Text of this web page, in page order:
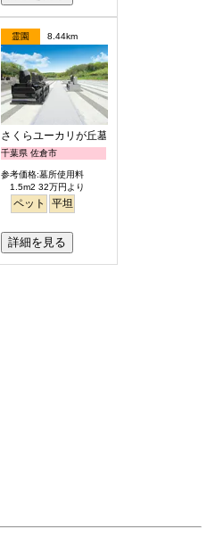
霊園 8.44km
さくらユーカリが丘墓苑
千葉県 佐倉市
参考価格:墓所使用料
1.5m2 32万円より
ペット 平坦
詳細を見る